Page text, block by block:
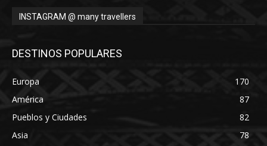
INSTAGRAM @ many travellers
DESTINOS POPULARES
Europa
170
América
87
Pueblos y Ciudades
82
Asia
78